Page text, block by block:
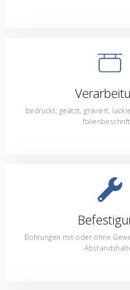
bedruckt, geätzt, graviert,
Bohrungen mit oder ohne